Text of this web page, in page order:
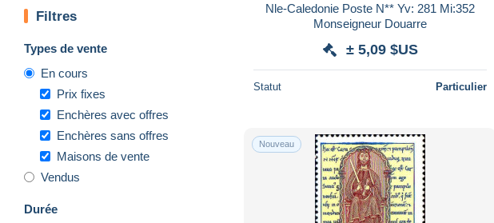
Filtres
Types de vente
En cours
Prix fixes
Enchères avec offres
Enchères sans offres
Maisons de vente
Vendus
Durée
Nle-Caledonie Poste N** Yv: 281 Mi:352
Monseigneur Douarre
± 5,09 $US
Statut Particulier
Nouveau